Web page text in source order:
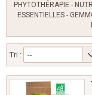
PHYTOTHÉRAPIE -
ESSENTIELLES -
Tri : --